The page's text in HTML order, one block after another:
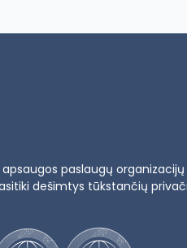
paslaugų
dešimtys tūkstančių